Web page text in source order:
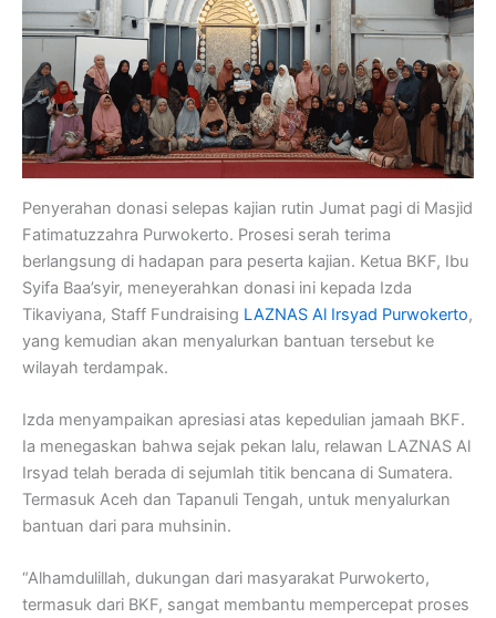
Penyerahan donasi selepas kajian rutin Jumat pagi di Masjid
Fatimatuzzahra Purwokerto. Prosesi serah terima
berlangsung di hadapan para peserta kajian. Ketua BKF, Ibu
Syifa Baa’syir, meneyerahkan donasi ini kepada Izda
Tikaviyana, Staff Fundraising LAZNAS Al Irsyad Purwokerto,
yang kemudian akan menyalurkan bantuan tersebut ke
wilayah terdampak.
Izda menyampaikan apresiasi atas kepedulian jamaah BKF.
Ia menegaskan bahwa sejak pekan lalu, relawan LAZNAS Al
Irsyad telah berada di sejumlah titik bencana di Sumatera.
Termasuk Aceh dan Tapanuli Tengah, untuk menyalurkan
bantuan dari para muhsinin.
“Alhamdulillah, dukungan dari masyarakat Purwokerto,
termasuk dari BKF, sangat membantu mempercepat proses